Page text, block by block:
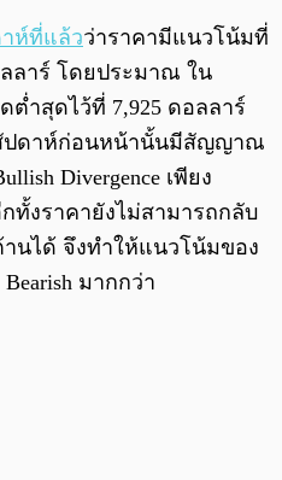
ห์ที่แล้วว่าราคามีแนวโน้มที่
ลาร์ โดยประมาณ ใน
ำสุดไว้ที่ 7,925 ดอลลาร์
ปดาห์ก่อนหน้านั้นมีสัญญาณ
Divergence เพียง
ทั้งราคายังไม่สามารถกลับ
นได้ จึงทำให้แนวโน้มของ
มากกว่า